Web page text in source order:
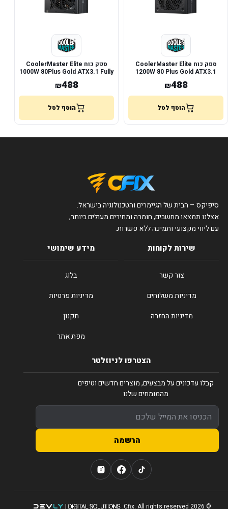
ספק כוח CoolerMaster Elite
1200W 80 Plus Gold ATX3.1
PCIE 5.1
₪488
הוסף לסל
ספק כוח CoolerMaster Elite
1000W 80Plus Gold ATX3.1 Fully
Modular
₪488
הוסף לסל
סיפיקס – הבית של הגיימרים והטכנולוגיה בישראל.
אצלנו תמצאו מחשבים, חומרה ומחירים מעולים ביותר,
עם ליווי מקצועי ותמיכה ללא פשרות.
שירות לקוחות
צור קשר
מדיניות משלוחים
מדיניות החזרה
מידע שימושי
בלוג
מדיניות פרטיות
תקנון
מפת אתר
הצטרפו לניוזלטר
קבלו עדכונים על מבצעים, מוצרים חדשים וטיפים
מהמומחים שלנו
הרשמה
© 2026 Cfix. All rights reserved.